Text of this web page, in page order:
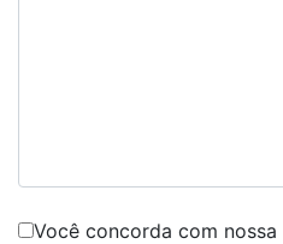
Você concorda com nossa